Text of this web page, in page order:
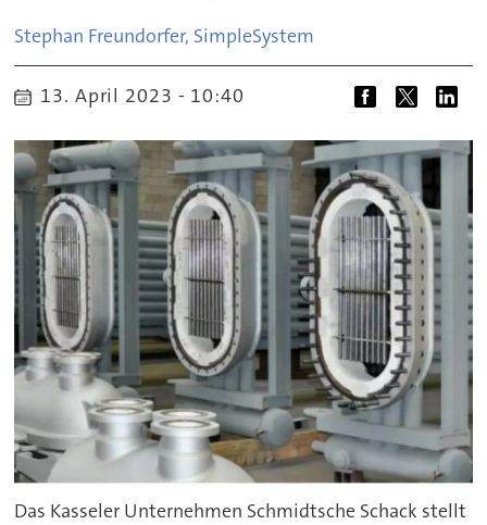
Stephan Freundorfer, SimpleSystem
13. April 2023 - 10:40
Das Kasseler Unternehmen Schmidtsche Schack stellt